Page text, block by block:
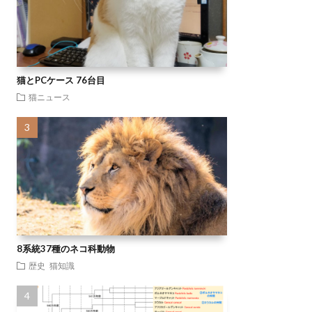
猫とPCケース 76台目
猫ニュース
8系統37種のネコ科動物
歴史 猫知識